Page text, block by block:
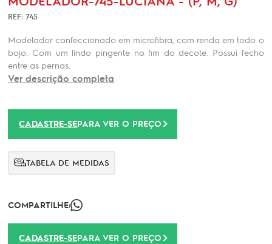
REF: 745
Modelador confeccionado em microfibra, com renda em todo o
bojo. Com um lindo pingente no fim do decote. Possui fecho
entre as pernas.
Ver descrição completa
CADASTRE-SEPARA VER O PREÇO
TABELA DE MEDIDAS
COMPARTILHE:
CADASTRE-SEPARA VER O PREÇO